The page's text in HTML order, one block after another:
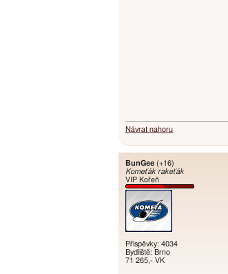
Návrat nahoru
BunGee (+16)
Komeťák rakeťák
VIP Kořeň
Příspěvky: 4034
Bydliště: Brno
71 265,- VK